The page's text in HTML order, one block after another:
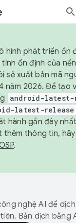
hình phát triển ổn
ổn định của
sẽ xuất bản mã
năm 2026. Để tạo
android-latest-
latest-release
hành gần đây
thêm thông tin,
.
nghệ AI để
Bản dịch bằng